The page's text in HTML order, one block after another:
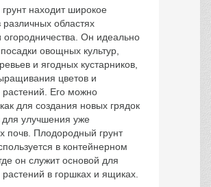
находит широкое
областях
огородничества. Он идеально
овощных культур,
и ягодных кустарников,
цветов и
растений. Его можно
для создания новых грядок
для улучшения уже
почв. Плодородный грунт
в контейнерном
он служит основой для
в горшках и ящиках.